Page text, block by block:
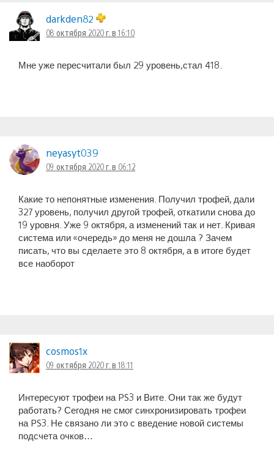
darkden82
08 октября 2020 г. в 16:10
Мне уже пересчитали был 29 уровень,стал 418.
neyasyt039
09 октября 2020 г. в 06:12
Какие то непонятные изменения. Получил трофей, дали
327 уровень, получил другой трофей, откатили снова до
19 уровня. Уже 9 октября, а изменений так и нет. Кривая
система или «очередь» до меня не дошла ? Зачем
писать, что вы сделаете это 8 октября, а в итоге будет
все наоборот
cosmos1x
09 октября 2020 г. в 18:11
Интересуют трофеи на PS3 и Вите. Они так же будут
работать? Сегодня не смог синхронизировать трофеи
на PS3. Не связано ли это с введение новой системы
подсчета очков…